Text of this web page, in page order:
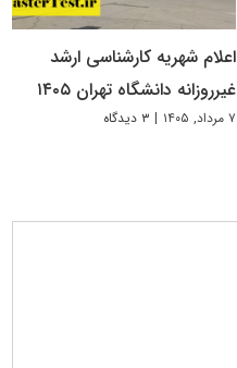
اعلام شهریه کارشناسی ارشد
غیرروزانه دانشگاه تهران ۱۴۰۵
۷ مرداد, ۱۴۰۵ | ۳ دیدگاه